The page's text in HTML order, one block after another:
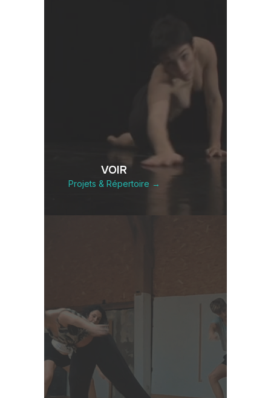
VOIR
Projets & Répertoire →